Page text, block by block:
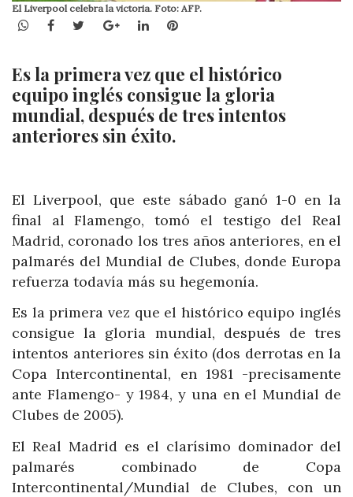
El Liverpool celebra la victoria. Foto: AFP.
WhatsApp
Facebook
TwitterGoogle+LinkedInPinterest
Es la primera vez que el histórico
equipo inglés consigue la gloria
mundial, después de tres intentos
anteriores sin éxito.
El Liverpool, que este sábado ganó 1-0 en la
final al Flamengo, tomó el testigo del Real
Madrid, coronado los tres años anteriores, en el
palmarés del Mundial de Clubes, donde Europa
refuerza todavía más su hegemonía.
Es la primera vez que el histórico equipo inglés
consigue la gloria mundial, después de tres
intentos anteriores sin éxito (dos derrotas en la
Copa Intercontinental, en 1981 -precisamente
ante Flamengo- y 1984, y una en el Mundial de
Clubes de 2005).
El Real Madrid es el clarísimo dominador del
palmarés combinado de Copa
Intercontinental/Mundial de Clubes, con un